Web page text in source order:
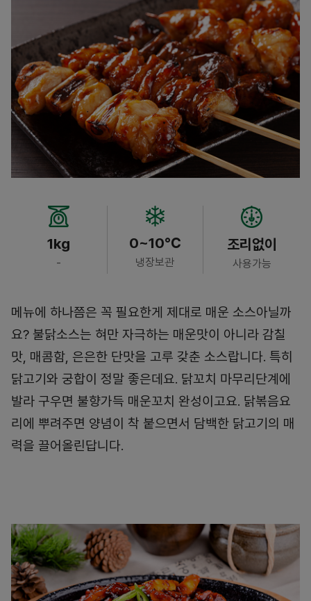
1kg
-
0~10℃
냉장보관
조리없이
사용가능
메뉴에 하나쯤은 꼭 필요한게 제대로 매운 소스아닐까
요? 불닭소스는 혀만 자극하는 매운맛이 아니라 감칠
맛, 매콤함, 은은한 단맛을 고루 갖춘 소스랍니다. 특히
닭고기와 궁합이 정말 좋은데요. 닭꼬치 마무리단계에
발라 구우면 불향가득 매운꼬치 완성이고요. 닭볶음요
리에 뿌려주면 양념이 착 붙으면서 담백한 닭고기의 매
력을 끌어올린답니다.